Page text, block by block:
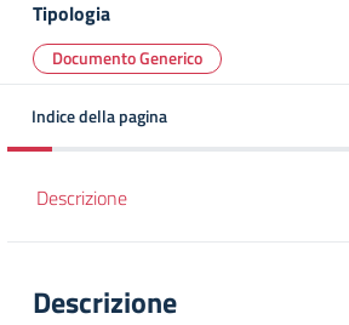
Tipologia
Documento Generico
Indice della pagina
Descrizione
Descrizione